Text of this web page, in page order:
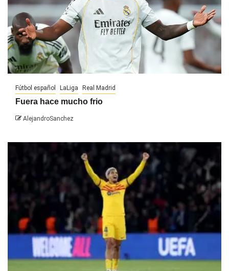
Fútbol español LaLiga Real Madrid
Fuera hace mucho frio
AlejandroSanchez